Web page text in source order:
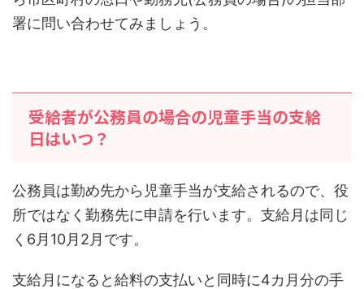
署に問い合わせてみましょう。
受給者が公務員の場合の児童手当の支給
日はいつ？
公務員は勤め先から児童手当が支給されるので、役
所ではなく勤務先に申請を行います。支給月は同じ
く6月10月2月です。
支給月になると給料の支払いと同時に4カ月分の手